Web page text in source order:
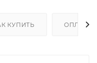
КУПИТЬ ОПЛАТА